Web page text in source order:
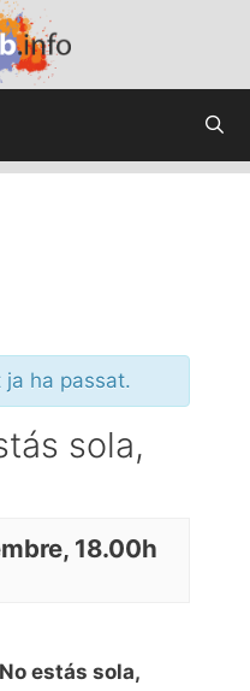
ha passat.
sola,
18.00h
No estás sola,